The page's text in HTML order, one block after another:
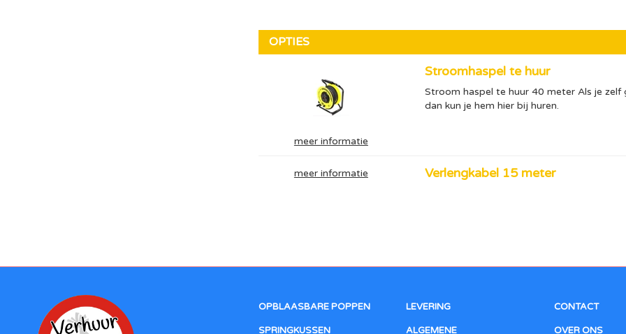
OPTIES
meer informatie
Stroomhaspel te huur
Stroom haspel te huur 40 meter Als je zelf
dan kun je hem hier bij huren.
meer informatie Verlengkabel 15 meter
OPBLAASBARE POPPEN
SPRINGKUSSEN
LEVERING
ALGEMENE
CONTACT
OVER ONS